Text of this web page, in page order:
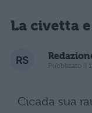
La civetta
Pubblicato il
Cicada sua